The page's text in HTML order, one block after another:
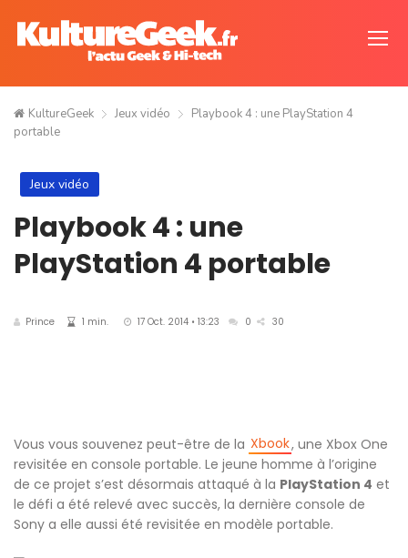
KultureGeek Jeux vidéo
Playbook 4 : une PlayStation 4
portable
Jeux vidéo
Playbook 4 : une
PlayStation 4 portable
Prince 1 min. 17 Oct. 2014 • 13:23 0 30
Vous vous souvenez peut-être de la Xbook, une Xbox One
revisitée en console portable. Le jeune homme à l’origine
de ce projet s’est désormais attaqué à la PlayStation 4 et
le défi a été relevé avec succès, la dernière console de
Sony a elle aussi été revisitée en modèle portable.